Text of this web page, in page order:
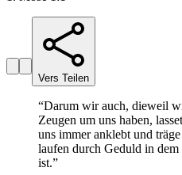
Vers Teilen
“Darum wir auch, dieweil
Zeugen um uns haben,
uns immer anklebt und
laufen durch Geduld in
ist.”